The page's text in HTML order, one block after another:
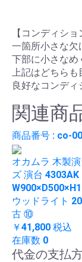
【コンディ
一箇所小さな欠
下部に小さなめ
上記はどちらも
良好なコンディ
関連商
商品番号 : co-
オカムラ 木製
ズ 演台 4303AK
ウッドライト
古 ⑩
￥41,800 税込
在庫数 0
代金の支払